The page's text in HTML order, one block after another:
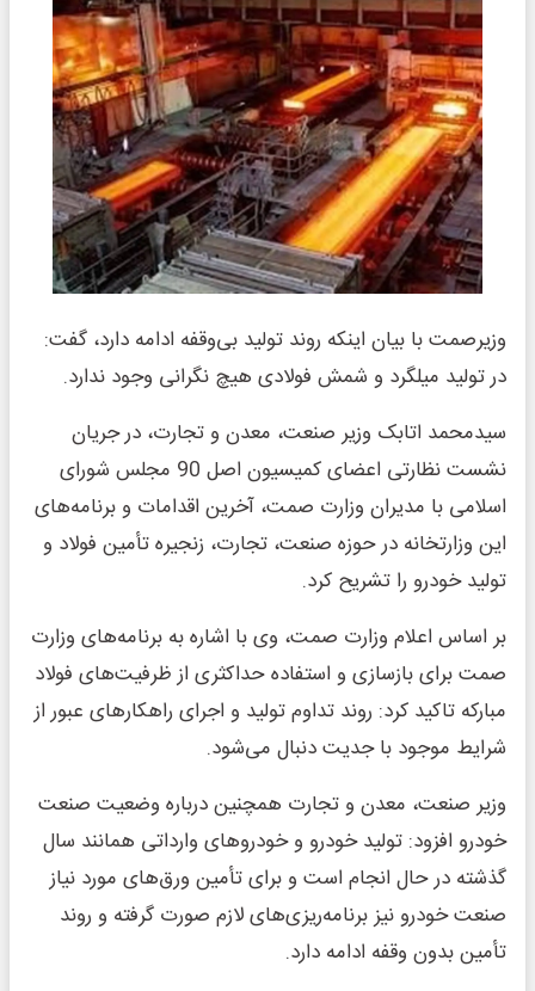
وزیرصمت با بیان اینکه روند تولید بی‌وقفه ادامه دارد، گفت:
در تولید میلگرد و شمش فولادی هیچ نگرانی وجود ندارد.
سیدمحمد اتابک وزیر صنعت، معدن و تجارت، در جریان
نشست نظارتی اعضای کمیسیون اصل 90 مجلس شورای
اسلامی با مدیران وزارت صمت، آخرین اقدامات و برنامه‌های
این وزارتخانه در حوزه صنعت، تجارت، زنجیره تأمین فولاد و
تولید خودرو را تشریح کرد.
بر اساس اعلام وزارت صمت، وی با اشاره به برنامه‌های وزارت
صمت برای بازسازی و استفاده حداکثری از ظرفیت‌های فولاد
مبارکه تاکید کرد: روند تداوم تولید و اجرای راهکارهای عبور از
شرایط موجود با جدیت دنبال می‌شود.
وزیر صنعت، معدن و تجارت همچنین درباره وضعیت صنعت
خودرو افزود: تولید خودرو و خودروهای وارداتی همانند سال
گذشته در حال انجام است و برای تأمین ورق‌های مورد نیاز
صنعت خودرو نیز برنامه‌ریزی‌های لازم صورت گرفته و روند
تأمین بدون وقفه ادامه دارد.